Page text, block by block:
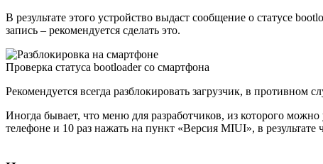
В результате этого устройство выдаст сообщение о статусе
запись – рекомендуется сделать это.
Проверка статуса bootloader со смартфона
Рекомендуется всегда разблокировать загрузчик, в противном
Иногда бывает, что меню для разработчиков, из которого
телефоне и 10 раз нажать на пункт «Версия MIUI», в